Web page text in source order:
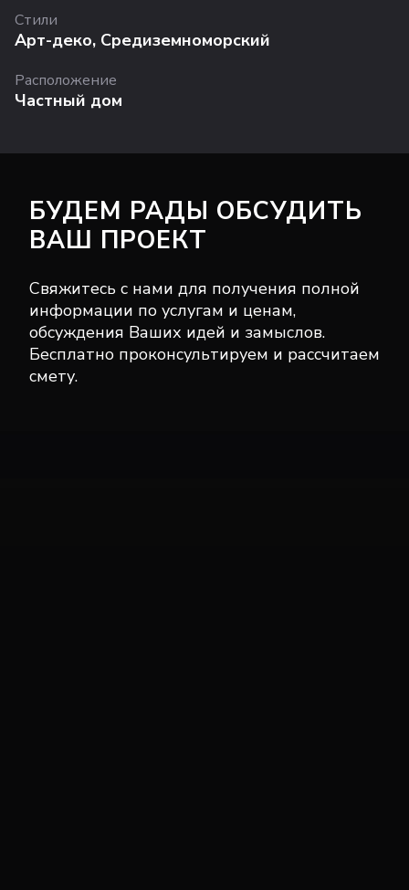
Стили
Арт-деко, Средиземноморский
Расположение
Частный дом
БУДЕМ РАДЫ ОБСУДИТЬ
ВАШ ПРОЕКТ
Свяжитесь с нами для получения полной
информации по услугам и ценам,
обсуждения Ваших идей и замыслов.
Бесплатно проконсультируем и рассчитаем
смету.